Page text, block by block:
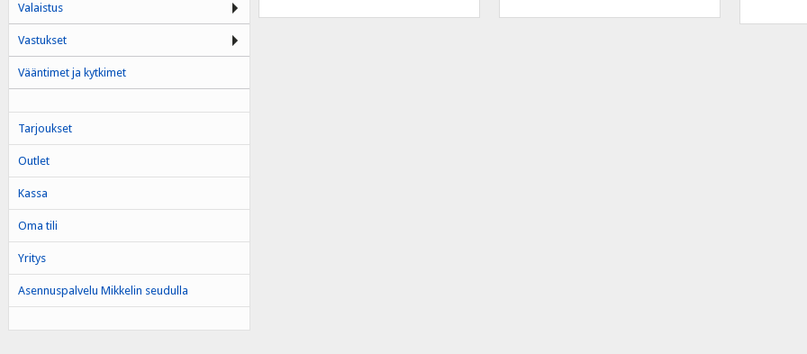
Valaistus
Vastukset
Vääntimet ja kytkimet
Tarjoukset
Outlet
Kassa
Oma tili
Yritys
Asennuspalvelu Mikkelin seudulla